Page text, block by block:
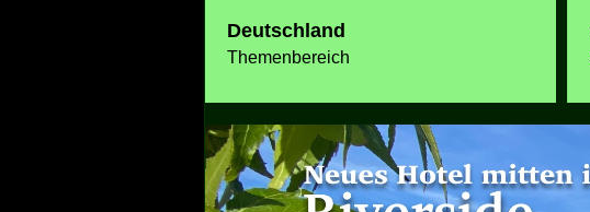
Deutschland
Themenbereich